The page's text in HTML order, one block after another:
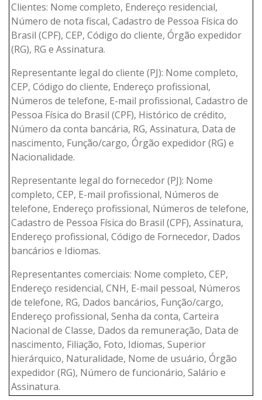
Clientes: Nome completo, Endereço residencial,
Número de nota fiscal, Cadastro de Pessoa Física do
Brasil (CPF), CEP, Código do cliente, Órgão expedidor
(RG), RG e Assinatura.
Representante legal do cliente (PJ): Nome completo,
CEP, Código do cliente, Endereço profissional,
Números de telefone, E-mail profissional, Cadastro de
Pessoa Física do Brasil (CPF), Histórico de crédito,
Número da conta bancária, RG, Assinatura, Data de
nascimento, Função/cargo, Órgão expedidor (RG) e
Nacionalidade.
Representante legal do fornecedor (PJ): Nome
completo, CEP, E-mail profissional, Números de
telefone, Endereço profissional, Números de telefone,
Cadastro de Pessoa Física do Brasil (CPF), Assinatura,
Endereço profissional, Código de Fornecedor, Dados
bancários e Idiomas.
Representantes comerciais: Nome completo, CEP,
Endereço residencial, CNH, E-mail pessoal, Números
de telefone, RG, Dados bancários, Função/cargo,
Endereço profissional, Senha da conta, Carteira
Nacional de Classe, Dados da remuneração, Data de
nascimento, Filiação, Foto, Idiomas, Superior
hierárquico, Naturalidade, Nome de usuário, Órgão
expedidor (RG), Número de funcionário, Salário e
Assinatura.